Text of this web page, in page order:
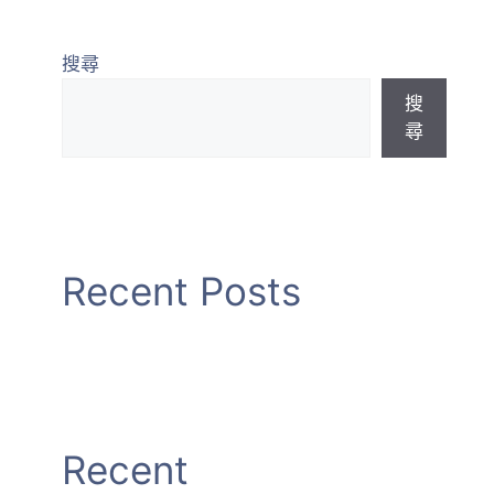
搜尋
搜
尋
Recent Posts
Recent